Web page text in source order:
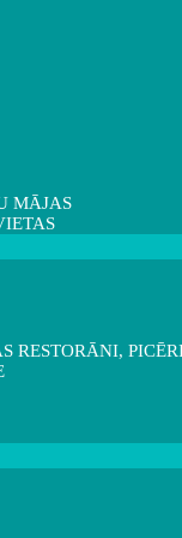
MĀJAS
RESTORĀNI,